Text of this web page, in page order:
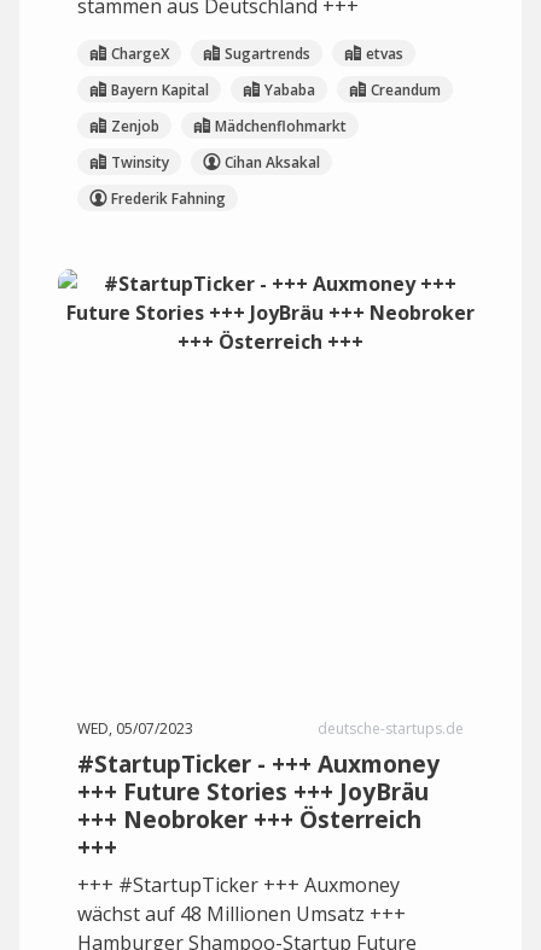
stammen aus Deutschland +++
ChargeX Sugartrends
etvas
Bayern Kapital
Yababa
Creandum
Zenjob
Mädchenflohmarkt
Twinsity
Cihan Aksakal
Frederik Fahning
WED, 05/07/2023 deutsche-startups.de
#StartupTicker - +++ Auxmoney
+++ Future Stories +++ JoyBräu
+++ Neobroker +++ Österreich
+++
+++ #StartupTicker +++ Auxmoney
wächst auf 48 Millionen Umsatz +++
Hamburger Shampoo-Startup Future